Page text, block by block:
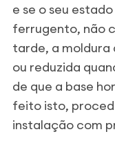
e se o seu
ferrugento, não
tarde, a
ou reduzida
de que a base
feito isto,
instalação com